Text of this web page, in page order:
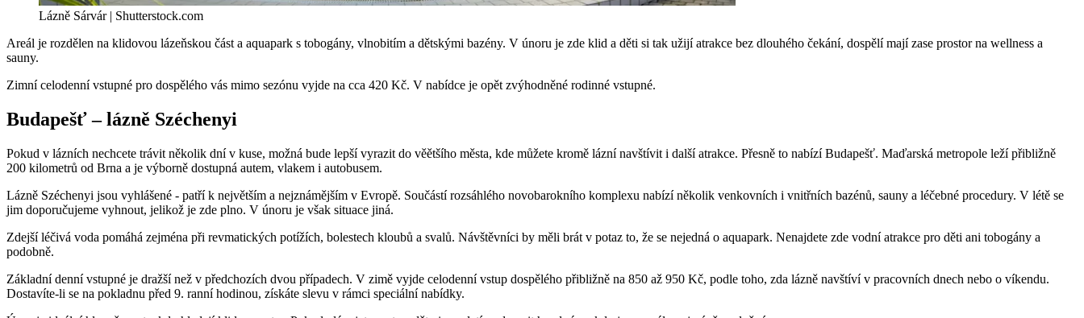
Lázně Sárvár | Shutterstock.com
Areál je rozdělen na klidovou lázeňskou část a aquapark s tobogány, vlnobitím a dětskými bazény. V únoru je zde klid a děti si tak užijí atrakce bez dlouhého čekání, dospělí mají zase prostor na wellness a
sauny.
Zimní celodenní vstupné pro dospělého vás mimo sezónu vyjde na cca 420 Kč. V nabídce je opět zvýhodněné rodinné vstupné.
Budapešť – lázně Széchenyi
Pokud v lázních nechcete trávit několik dní v kuse, možná bude lepší vyrazit do věětšího města, kde můžete kromě lázní navštívit i další atrakce. Přesně to nabízí Budapešť. Maďarská metropole leží přibližně
200 kilometrů od Brna a je výborně dostupná autem, vlakem i autobusem.
Lázně Széchenyi jsou vyhlášené - patří k největším a nejznámějším v Evropě. Součástí rozsáhlého novobarokního komplexu nabízí několik venkovních i vnitřních bazénů, sauny a léčebné procedury. V létě se
jim doporučujeme vyhnout, jelikož je zde plno. V únoru je však situace jiná.
Zdejší léčivá voda pomáhá zejména při revmatických potížích, bolestech kloubů a svalů. Návštěvníci by měli brát v potaz to, že se nejedná o aquapark. Nenajdete zde vodní atrakce pro děti ani tobogány a
podobně.
Základní denní vstupné je dražší než v předchozích dvou případech. V zimě vyjde celodenní vstup dospělého přibližně na 850 až 950 Kč, podle toho, zda lázně navštíví v pracovních dnech nebo o víkendu.
Dostavíte-li se na pokladnu před 9. ranní hodinou, získáte slevu v rámci speciální nabídky.